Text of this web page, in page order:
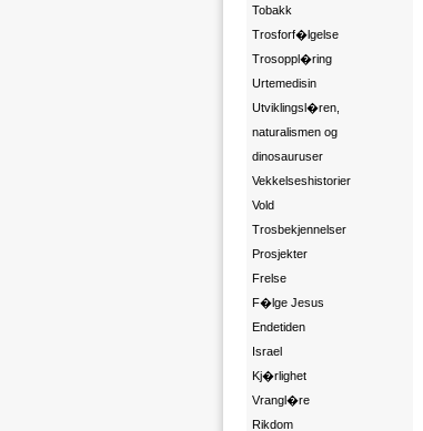
Tobakk
Trosforf�lgelse
Trosoppl�ring
Urtemedisin
Utviklingsl�ren,
naturalismen og
dinosauruser
Vekkelseshistorier
Vold
Trosbekjennelser
Prosjekter
Frelse
F�lge Jesus
Endetiden
Israel
Kj�rlighet
Vrangl�re
Rikdom